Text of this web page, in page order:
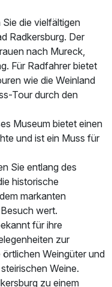
p.P. ab196,00 €
die vielfältigen
Radkersburg. Der
nach Mureck,
Für Radfahrer bietet
wie die Weinland
Tour durch den
Museum bietet einen
und ist ein Muss für
Sie entlang des
historische
markanten
wert.
für ihre
zur
Weingüter und
Weine.
zu einem